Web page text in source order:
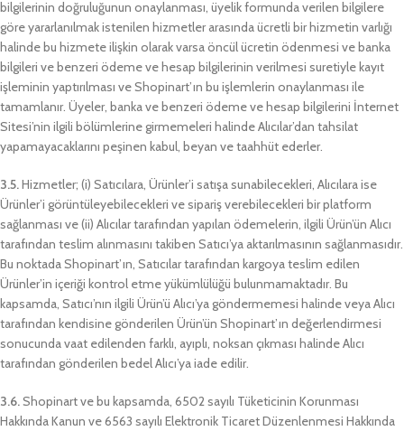
bilgilerinin doğruluğunun onaylanması, üyelik formunda verilen bilgilere
göre yararlanılmak istenilen hizmetler arasında ücretli bir hizmetin varlığı
halinde bu hizmete ilişkin olarak varsa öncül ücretin ödenmesi ve banka
bilgileri ve benzeri ödeme ve hesap bilgilerinin verilmesi suretiyle kayıt
işleminin yaptırılması ve Shopinart’ın bu işlemlerin onaylanması ile
tamamlanır. Üyeler, banka ve benzeri ödeme ve hesap bilgilerini İnternet
Sitesi’nin ilgili bölümlerine girmemeleri halinde Alıcılar’dan tahsilat
yapamayacaklarını peşinen kabul, beyan ve taahhüt ederler.
3.5.Hizmetler; (i) Satıcılara, Ürünler’i satışa sunabilecekleri, Alıcılara ise
Ürünler’i görüntüleyebilecekleri ve sipariş verebilecekleri bir platform
sağlanması ve (ii) Alıcılar tarafından yapılan ödemelerin, ilgili Ürün’ün Alıcı
tarafından teslim alınmasını takiben Satıcı’ya aktarılmasının sağlanmasıdır.
Bu noktada Shopinart’ın, Satıcılar tarafından kargoya teslim edilen
Ürünler’in içeriği kontrol etme yükümlülüğü bulunmamaktadır. Bu
kapsamda, Satıcı’nın ilgili Ürün’ü Alıcı’ya göndermemesi halinde veya Alıcı
tarafından kendisine gönderilen Ürün’ün Shopinart’ın değerlendirmesi
sonucunda vaat edilenden farklı, ayıplı, noksan çıkması halinde Alıcı
tarafından gönderilen bedel Alıcı’ya iade edilir.
3.6.Shopinart ve bu kapsamda, 6502 sayılı Tüketicinin Korunması
Hakkında Kanun ve 6563 sayılı Elektronik Ticaret Düzenlenmesi Hakkında